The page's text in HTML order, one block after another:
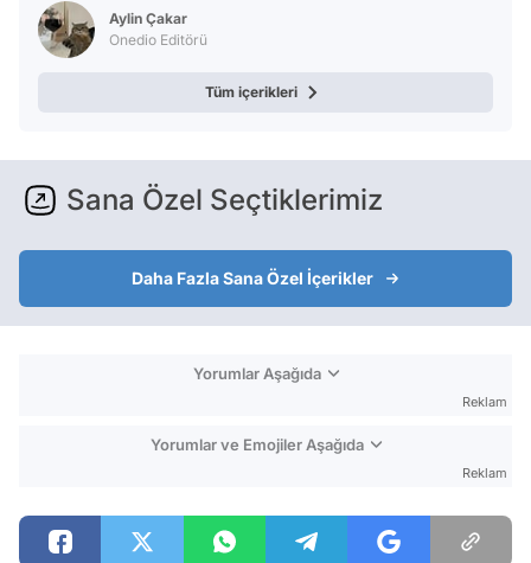
Aylin Çakar
Onedio Editörü
Tüm içerikleri
Sana Özel Seçtiklerimiz
Daha Fazla Sana Özel İçerikler
Yorumlar Aşağıda
Reklam
Yorumlar ve Emojiler Aşağıda
Reklam